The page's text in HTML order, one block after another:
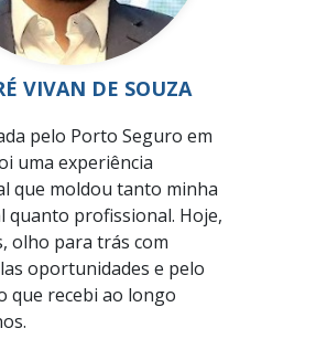
VIVAN DE SOUZA
pelo Porto Seguro em
uma experiência
que moldou tanto minha
quanto profissional. Hoje,
olho para trás com
oportunidades e pelo
que recebi ao longo